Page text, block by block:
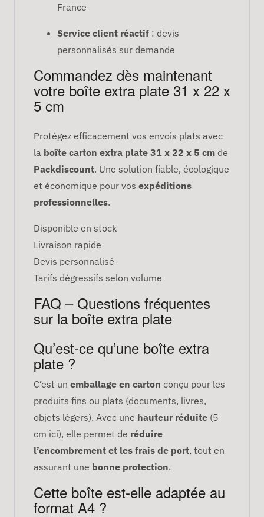
France
Service client réactif : devis
personnalisés sur demande
Commandez dès maintenant
votre boîte extra plate 31 x 22 x
5 cm
Protégez efficacement vos envois plats avec
la boîte carton extra plate 31 x 22 x 5 cm de
Packdiscount. Une solution fiable, écologique
et économique pour vos expéditions
professionnelles.
Disponible en stock
Livraison rapide
Devis personnalisé
Tarifs dégressifs selon volume
FAQ – Questions fréquentes
sur la boîte extra plate
Qu’est-ce qu’une boîte extra
plate ?
C’est un emballage en carton conçu pour les
produits fins ou plats (documents, livres,
objets légers). Avec une hauteur réduite (5
cm ici), elle permet de réduire
l’encombrement et les frais de port, tout en
assurant une bonne protection.
Cette boîte est-elle adaptée au
format A4 ?